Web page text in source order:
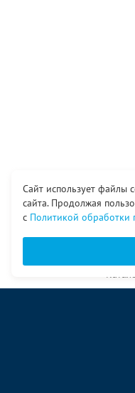
Сайт использует файлы
сайта. Продолжая
с Политикой обработки